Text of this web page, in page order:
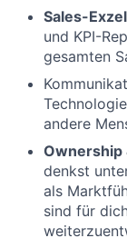
Sales-
und KPI-
gesamten
andere
Ownership
denkst
als
sind für